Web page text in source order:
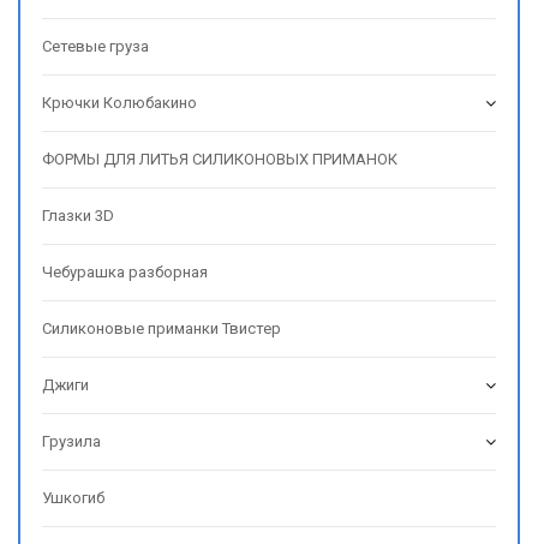
Сетевые груза
Крючки Колюбакино
ФОРМЫ ДЛЯ ЛИТЬЯ СИЛИКОНОВЫХ ПРИМАНОК
Глазки 3D
Чебурашка разборная
Силиконовые приманки Твистер
Джиги
Грузила
Ушкогиб